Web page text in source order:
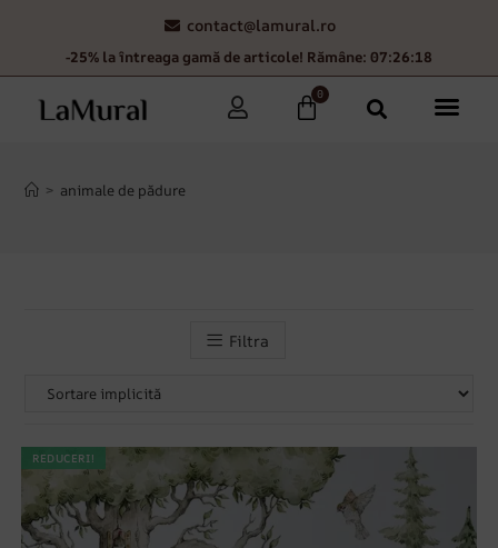
contact@lamural.ro
-25% la întreaga gamă de articole! Rămâne: 07:26:18
0
> animale de pădure
Filtra
REDUCERI!